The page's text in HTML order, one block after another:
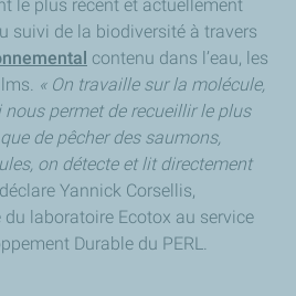
le plus récent et actuellement
suivi de la biodiversité à travers
contenu dans l’eau, les
« On travaille sur la molécule,
permet de recueillir le plus
de pêcher des saumons,
on détecte et lit directement
déclare Yannick Corsellis,
du laboratoire Ecotox au service
Durable du PERL.